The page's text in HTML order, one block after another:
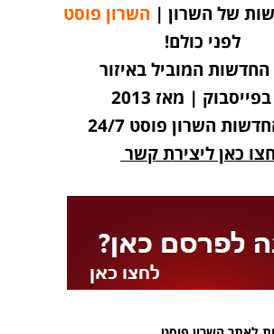
של השרון | השרון פוסט
לפני כולם!
המוביל באיזור
| מאז 2013
השרון פוסט 24/7
כאן ליצירת קשר